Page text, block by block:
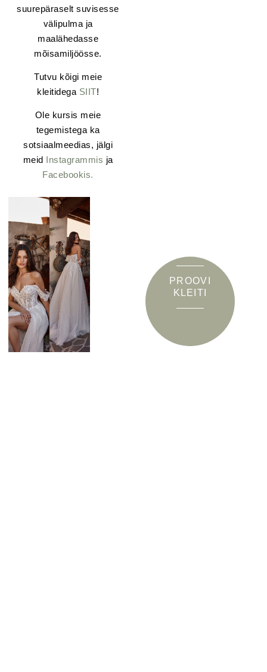
suurepäraselt suvisesse
välipulma ja
maalähedasse
mõisamiljöösse.
Tutvu kõigi meie
kleitidega SIIT!
Ole kursis meie
tegemistega ka
sotsiaalmeedias, jälgi
meid Instagrammis ja
Facebookis.
PROOVI
KLEITI